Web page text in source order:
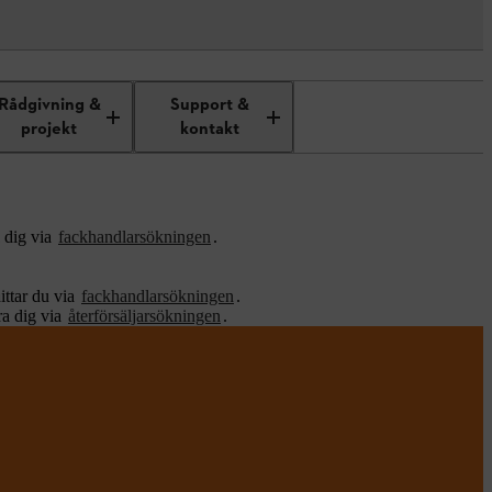
Rådgivning &
projekt
Support &
kontakt
dig via fackhandlarsökningen .
du via fackhandlarsökningen .
dig via återförsäljarsökningen .